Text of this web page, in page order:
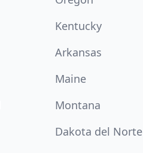
Kentucky
Arkansas
Maine
Montana
Dakota del Norte